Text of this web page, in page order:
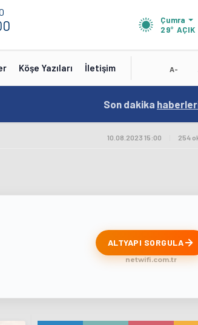
Çumra
29° AÇIK
Köşe Yazıları İletişim A-
18:56 / Karatay
Son dakika
10.08.2023 15:00 254
ALTYAPI SORGULA
netwifi.com.tr